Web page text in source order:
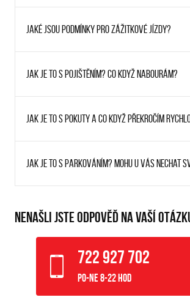
Jaké jsou podmínky pro zážitkové jízdy?
Jak je to s pojištěním? Co když nabourám?
Jak je to s pokuty a co když překročím
Jak je to s parkováním? Mohu u vás nechat
NENAŠLI JSTE ODPOVĚĎ NA VAŠÍ
722 927 702
Po-Ne 8-22 hod